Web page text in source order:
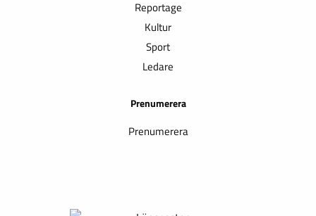
Reportage
Kultur
Sport
Ledare
Prenumerera
Prenumerera